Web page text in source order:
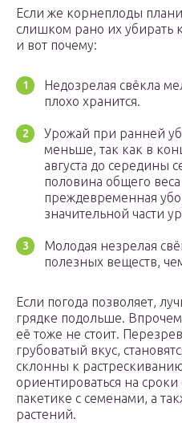
Если же корнеплоды
слишком рано их убирать
и вот почему:
Недозрелая свёкла
плохо хранится.
Урожай при ранней
меньше, так как в
августа до середины
половина общего
преждевременная
значительной части
Молодая незрелая
полезных веществ,
Если погода позволяет,
грядке подольше.
её тоже не стоит.
грубоватый вкус,
склонны к
ориентироваться на
пакетике с семенами, а
растений.